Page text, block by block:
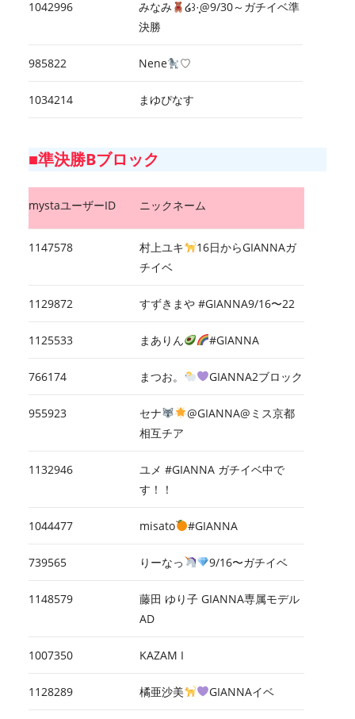
1042996 みなみ
໒꒱·̩͙@9/30～ガチイベ準
決勝
985822 Nene ♡
1034214 まゆぴなす
■準決勝Bブロック
mystaユーザーID ニックネーム
1147578 村上ユキ
16日からGIANNAガ
チイベ
1129872 すずきまや #GIANNA9/16〜22
1125533 まありん #GIANNA
766174 まつお。 GIANNA2ブロック
955923 セナ
@GIANNA@ミス京都
相互チア
1132946
ユメ #GIANNA ガチイベ中で
す！！
1044477 misato #GIANNA
739565 りーなっ 9/16〜ガチイベ
1148579
藤田 ゆり子 GIANNA専属モデル
AD
1007350 KAZAM I
1128289 橘亜沙美 GIANNAイベ